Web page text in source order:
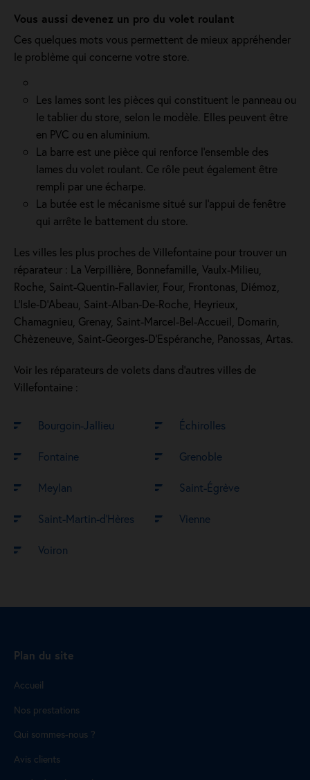
Vous aussi devenez un pro du volet roulant
Ces quelques mots vous permettent de mieux appréhender
le problème qui concerne votre store.
Les lames sont les pièces qui constituent le panneau ou
le tablier du store, selon le modèle. Elles peuvent être
en PVC ou en aluminium.
La barre est une pièce qui renforce l’ensemble des
lames du volet roulant. Ce rôle peut également être
rempli par une écharpe.
La butée est le mécanisme situé sur l’appui de fenêtre
qui arrête le battement du store.
Les villes les plus proches de Villefontaine pour trouver un
réparateur : La Verpillière, Bonnefamille, Vaulx-Milieu,
Roche, Saint-Quentin-Fallavier, Four, Frontonas, Diémoz,
L'Isle-D'Abeau, Saint-Alban-De-Roche, Heyrieux,
Chamagnieu, Grenay, Saint-Marcel-Bel-Accueil, Domarin,
Chèzeneuve, Saint-Georges-D'Espéranche, Panossas, Artas.
Voir les réparateurs de volets dans d’autres villes de
Villefontaine :
Bourgoin-Jallieu Échirolles
Fontaine Grenoble
Meylan Saint-Égrève
Saint-Martin-d’Hères Vienne
Voiron
Plan du site
Accueil
Nos prestations
Qui sommes-nous ?
Avis clients